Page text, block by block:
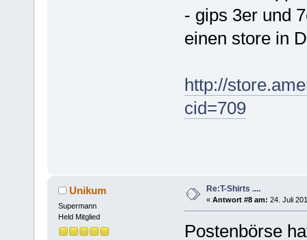
- gips 3er und
einen store in
http://
cid=709
Unikum
Supermann
Held Mitglied
Re:T-Shirts ....
« Antwort #8 am: 24. Juli
Postenbörse